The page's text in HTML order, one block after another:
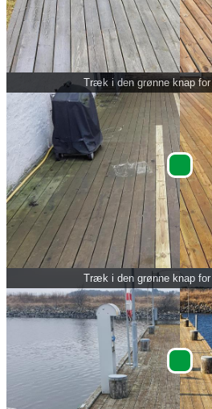
Træk i den grønne knap
Træk i den grønne knap